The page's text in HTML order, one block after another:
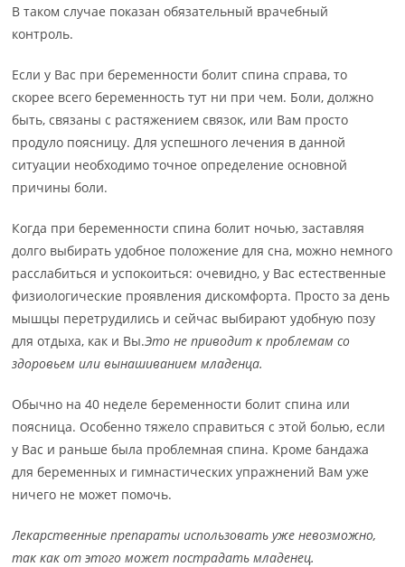
В таком случае показан обязательный врачебный
контроль.
Если у Вас при беременности болит спина справа, то
скорее всего беременность тут ни при чем. Боли, должно
быть, связаны с растяжением связок, или Вам просто
продуло поясницу. Для успешного лечения в данной
ситуации необходимо точное определение основной
причины боли.
Когда при беременности спина болит ночью, заставляя
долго выбирать удобное положение для сна, можно немного
расслабиться и успокоиться: очевидно, у Вас естественные
физиологические проявления дискомфорта. Просто за день
мышцы перетрудились и сейчас выбирают удобную позу
для отдыха, как и Вы.Это не приводит к проблемам со
здоровьем или вынашиванием младенца.
Обычно на 40 неделе беременности болит спина или
поясница. Особенно тяжело справиться с этой болью, если
у Вас и раньше была проблемная спина. Кроме бандажа
для беременных и гимнастических упражнений Вам уже
ничего не может помочь.
Лекарственные препараты использовать уже невозможно,
так как от этого может пострадать младенец.